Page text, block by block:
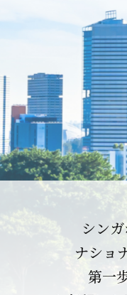
シン
ナショ
第一